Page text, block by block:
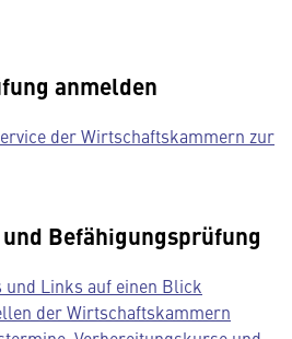
anmelden
der Wirtschaftskammern zur
Befähigungsprüfung
Links auf einen Blick
der Wirtschaftskammern